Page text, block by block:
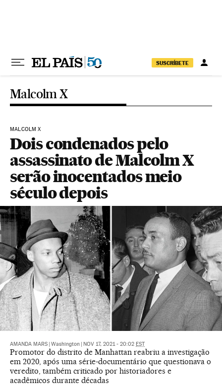
SUSCRÍBETE
Malcolm X
MALCOLM X
Dois condenados pelo
assassinato de Malcolm X
serão inocentados meio
século depois
AMANDA MARS Washington NOV 17, 2021 - 20:02 EST
Promotor do distrito de Manhattan reabriu a investigação
em 2020, após uma série-documentário que questionava o
veredito, também criticado por historiadores e
acadêmicos durante décadas